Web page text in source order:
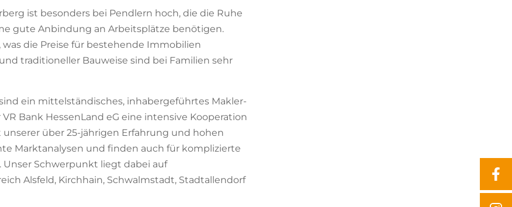
ist besonders bei Pendlern hoch, die die Ruhe
gute Anbindung an Arbeitsplätze benötigen.
die Preise für bestehende Immobilien
traditioneller Bauweise sind bei Familien sehr
ein mittelständisches, inhabergeführtes Makler-
Bank HessenLand eG eine intensive Kooperation
über 25-jährigen Erfahrung und hohen
Marktanalysen und finden auch für komplizierte
Schwerpunkt liegt dabei auf
Alsfeld, Kirchhain, Schwalmstadt, Stadtallendorf